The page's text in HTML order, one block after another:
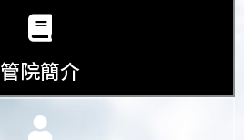
管院簡介